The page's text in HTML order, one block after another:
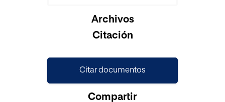
Archivos
Citación
Citar documentos
Compartir